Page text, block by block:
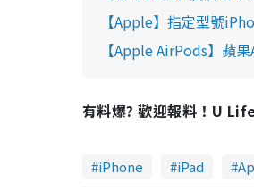
【Apple】指定型號
【Apple AirPods】蘋
有料爆? 歡迎報料！U
iPhone iPad